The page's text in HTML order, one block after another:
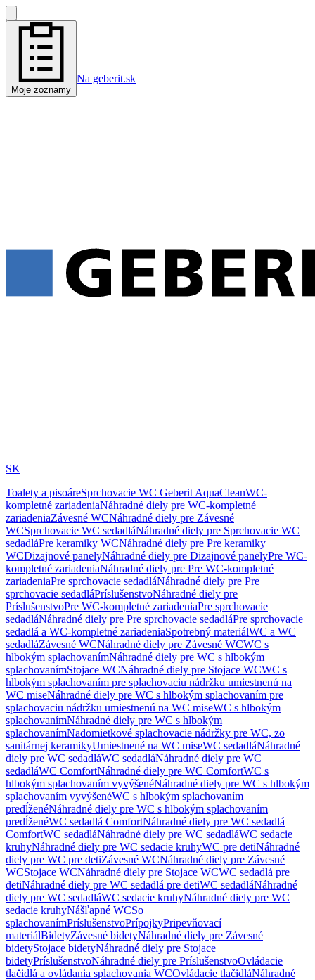
Moje zoznamy
Na geberit.sk
SK
Toalety a pisoáreSprchovacie WC Geberit AquaCleanWC-
kompletné zariadeniaNáhradné diely pre WC-kompletné
zariadeniaZávesné WCNáhradné diely pre Závesné
WCSprchovacie WC sedadláNáhradné diely pre Sprchovacie WC
sedadláPre keramiky WCNáhradné diely pre Pre keramiky
WCDizajnové panelyNáhradné diely pre Dizajnové panelyPre WC-
kompletné zariadeniaNáhradné diely pre Pre WC-kompletné
zariadeniaPre sprchovacie sedadláNáhradné diely pre Pre
sprchovacie sedadláPríslušenstvoNáhradné diely pre
PríslušenstvoPre WC-kompletné zariadeniaPre sprchovacie
sedadláNáhradné diely pre Pre sprchovacie sedadláPre sprchovacie
sedadlá a WC-kompletné zariadeniaSpotrebný materiálWC a WC
sedadláZávesné WCNáhradné diely pre Závesné WCWC s
hlbokým splachovanímNáhradné diely pre WC s hlbokým
splachovanímStojace WCNáhradné diely pre Stojace WCWC s
hlbokým splachovaním pre splachovaciu nádržku umiestnenú na
WC miseNáhradné diely pre WC s hlbokým splachovaním pre
splachovaciu nádržku umiestnenú na WC miseWC s hlbokým
splachovanímNáhradné diely pre WC s hlbokým
splachovanímNadomietkové splachovacie nádržky pre WC, zo
sanitárnej keramikyUmiestnené na WC miseWC sedadláNáhradné
diely pre WC sedadláWC sedadláNáhradné diely pre WC
sedadláWC ComfortNáhradné diely pre WC ComfortWC s
hlbokým splachovaním vyvýšenéNáhradné diely pre WC s hlbokým
splachovaním vyvýšenéWC s hlbokým splachovaním
predĺženéNáhradné diely pre WC s hlbokým splachovaním
predĺženéWC sedadlá ComfortNáhradné diely pre WC sedadlá
ComfortWC sedadláNáhradné diely pre WC sedadláWC sedacie
kruhyNáhradné diely pre WC sedacie kruhyWC pre detiNáhradné
diely pre WC pre detiZávesné WCNáhradné diely pre Závesné
WCStojace WCNáhradné diely pre Stojace WCWC sedadlá pre
detiNáhradné diely pre WC sedadlá pre detiWC sedadláNáhradné
diely pre WC sedadláWC sedacie kruhyNáhradné diely pre WC
sedacie kruhyNášľapné WCSo
splachovanímPríslušenstvoPrípojkyPripevňovací
materiálBidetyZávesné bidetyNáhradné diely pre Závesné
bidetyStojace bidetyNáhradné diely pre Stojace
bidetyPríslušenstvoNáhradné diely pre PríslušenstvoOvládacie
tlačidlá a ovládania splachovania WCOvládacie tlačidláNáhradné